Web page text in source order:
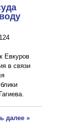
Евкуров
в связи
далее »